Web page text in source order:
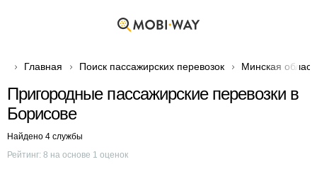
Главная Поиск пассажирских перевозок Минская
Пригородные пассажирские перевозки в
Борисове
Найдено 4 службы
Рейтинг: 8 на основе 1 оценок